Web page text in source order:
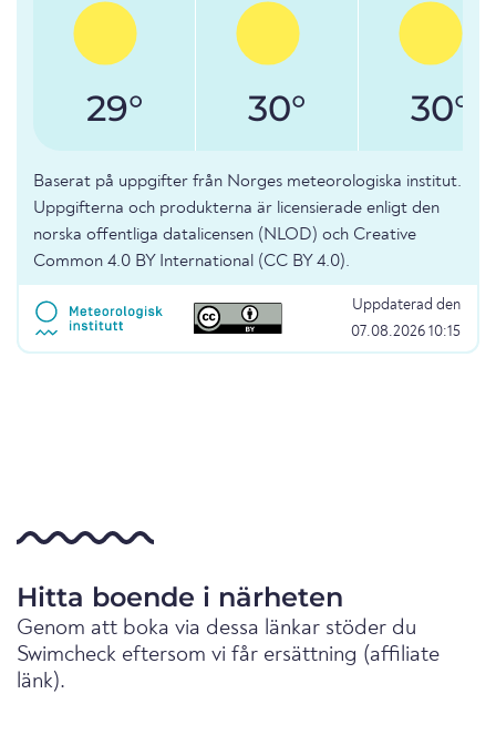
29° 30° 30°
Baserat på uppgifter från Norges meteorologiska institut.
Uppgifterna och produkterna är licensierade enligt den
norska offentliga datalicensen (NLOD) och Creative
Common 4.0 BY International (CC BY 4.0).
Uppdaterad den
07.08.2026 10:15
Hitta boende i närheten
Genom att boka via dessa länkar stöder du
Swimcheck eftersom vi får ersättning (affiliate
länk).